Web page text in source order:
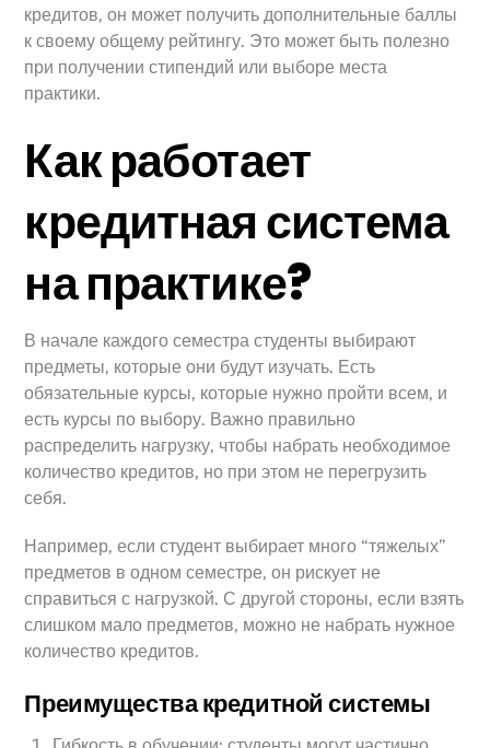
кредитов, он может получить дополнительные баллы
к своему общему рейтингу. Это может быть полезно
при получении стипендий или выборе места
практики.
Как работает
кредитная система
на практике?
В начале каждого семестра студенты выбирают
предметы, которые они будут изучать. Есть
обязательные курсы, которые нужно пройти всем, и
есть курсы по выбору. Важно правильно
распределить нагрузку, чтобы набрать необходимое
количество кредитов, но при этом не перегрузить
себя.
Например, если студент выбирает много “тяжелых”
предметов в одном семестре, он рискует не
справиться с нагрузкой. С другой стороны, если взять
слишком мало предметов, можно не набрать нужное
количество кредитов.
Преимущества кредитной системы